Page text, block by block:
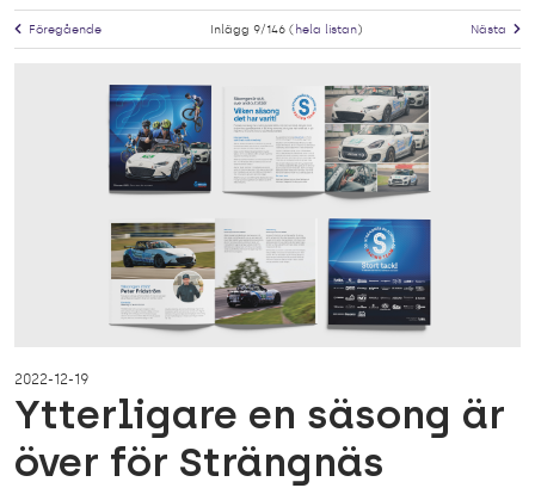
Föregående Inlägg 9/146 (hela listan) Nästa
2022-12-19
Ytterligare en säsong är
över för Strängnäs